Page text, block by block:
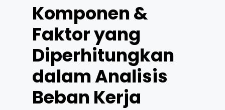
Komponen &
Faktor yang
Diperhitungkan
dalam Analisis
Beban Kerja